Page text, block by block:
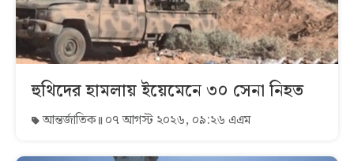
হুথিদের হামলায় ইয়েমেনে ৩০ সেনা নিহত
আন্তর্জাতিক ০৭ আগস্ট ২০২৬, ০৯:২৬ এএম